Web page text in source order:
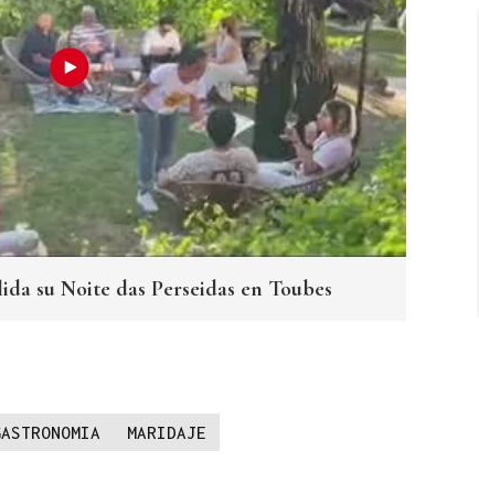
su Noite das Perseidas en Toubes
MARIDAJE